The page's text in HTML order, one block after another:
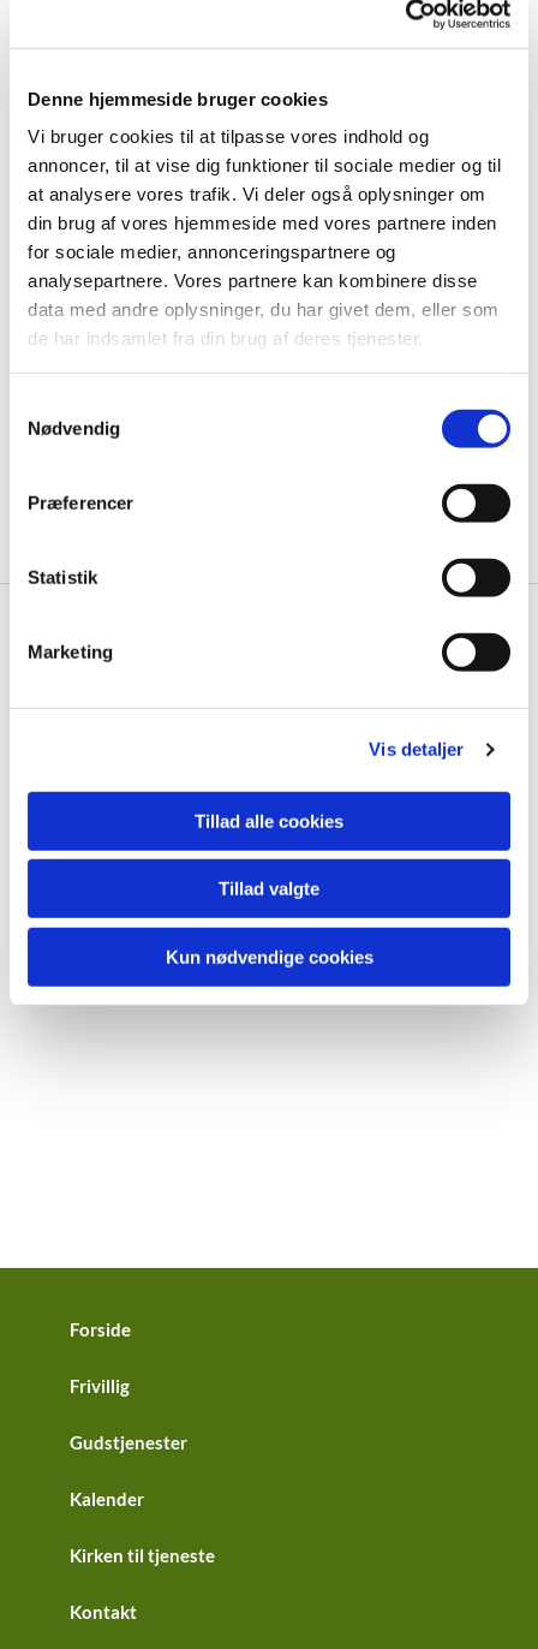
Denne hjemmeside bruger cookies
Vi bruger cookies til at tilpasse vores indhold og
annoncer, til at vise dig funktioner til sociale medier og til
at analysere vores trafik. Vi deler også oplysninger om
din brug af vores hjemmeside med vores partnere inden
for sociale medier, annonceringspartnere og
analysepartnere. Vores partnere kan kombinere disse
data med andre oplysninger, du har givet dem, eller som
de har indsamlet fra din brug af deres tjenester.
Nødvendig
Præferencer
Statistik
Marketing
Vis detaljer
Tillad alle cookies
Tillad valgte
Kun nødvendige cookies
Forside
Frivillig
Gudstjenester
Kalender
Kirken til tjeneste
Kontakt